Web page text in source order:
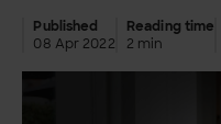
Published
08 Apr 2022
Reading time
2 min